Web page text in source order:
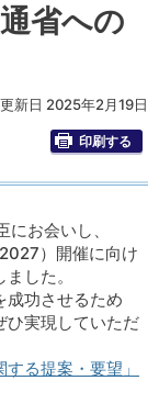
省への
新日 2025年2月19日
印刷する
お会いし、
）開催に向け
した。
成功させるため
ひ実現していただ
る提案・要望」